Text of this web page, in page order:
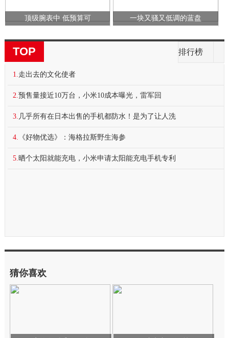
顶级腕表中 低预算可 一块又骚又低调的蓝盘
TOP 排行榜
1. 走出去的文化使者
2. 预售量接近10万台，小米10成本曝光，雷军回
3. 几乎所有在日本出售的手机都防水！是为了让人洗
4. 《好物优选》：海格拉斯野生海参
5. 晒个太阳就能充电，小米申请太阳能充电手机专利
猜你喜欢